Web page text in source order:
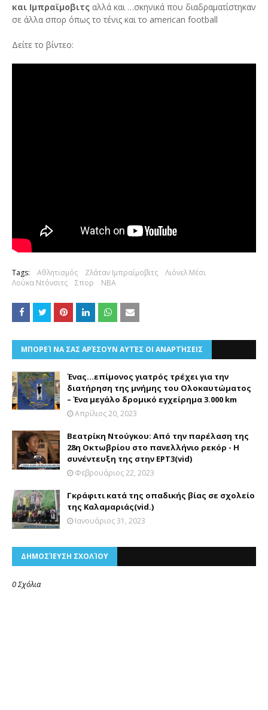
και Ιμπραϊμοβιτς αλλά και …σκηνικά που διαδραματίστηκαν
σε άλλα σπορ όπως το τένις και το american football
Δείτε το βίντεο:
Tags: Αθλητισμός Ζλάταν Ιμπραίμοβιτς
Λιόνελ Μέσι
Λούκα Ντόνσιτς
Σπορ NBA
ΜΠΟΡΕΊ ΝΑ ΣΑΣ ΑΡΈΣΟΥΝ ΑΥΤΈΣ ΟΙ ΑΝΑΡΤΉΣΕΙΣ
Ένας...επίμονος γιατρός τρέχει για την
διατήρηση της μνήμης του Ολοκαυτώματος
– Ένα μεγάλο δρομικό εγχείρημα 3.000 km
Απρίλιος 20, 2023
Βεατρίκη Ντούγκου: Από την παρέλαση της
28η Οκτωβρίου στο πανελλήνιο ρεκόρ - Η
συνέντευξη της στην ΕΡΤ3(vid)
Φεβρουάριος 22, 2023
Γκράφιτι κατά της οπαδικής βίας σε σχολείο
της Καλαμαριάς(vid.)
Ιανουάριος 31, 2023
ΔΗΜΟΣΊΕΥΣΗ ΣΧΟΛΊΟΥ
0 Σχόλια